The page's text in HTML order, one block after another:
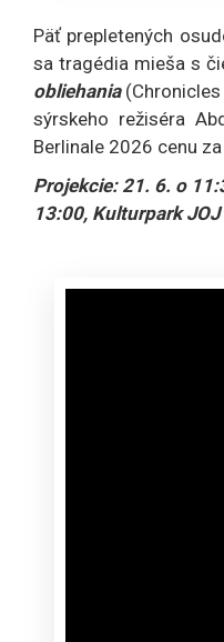
Päť prepletených
sa tragédia mieša s
obliehania(Chronicles
sýrskeho režiséra
Berlinale 2026 cenu
Projekcie: 21. 6. o
13:00, Kulturpark JOJ